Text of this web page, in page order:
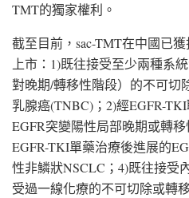
TMT的獨家權利。
截至目前，sac-TMT在中國已
上市：1)既往接受至少兩種系
對晚期/轉移性階段）的不可切
乳腺癌(TNBC)；2)經EGFR-
EGFR突變陽性局部晚期或轉
EGFR-TKI單藥治療後進展的
性非鱗狀NSCLC；4)既往接受
受過一線化療的不可切除或轉